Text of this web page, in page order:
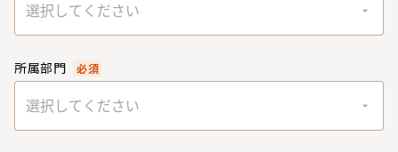
選択してください
所属部門 必須
選択してください